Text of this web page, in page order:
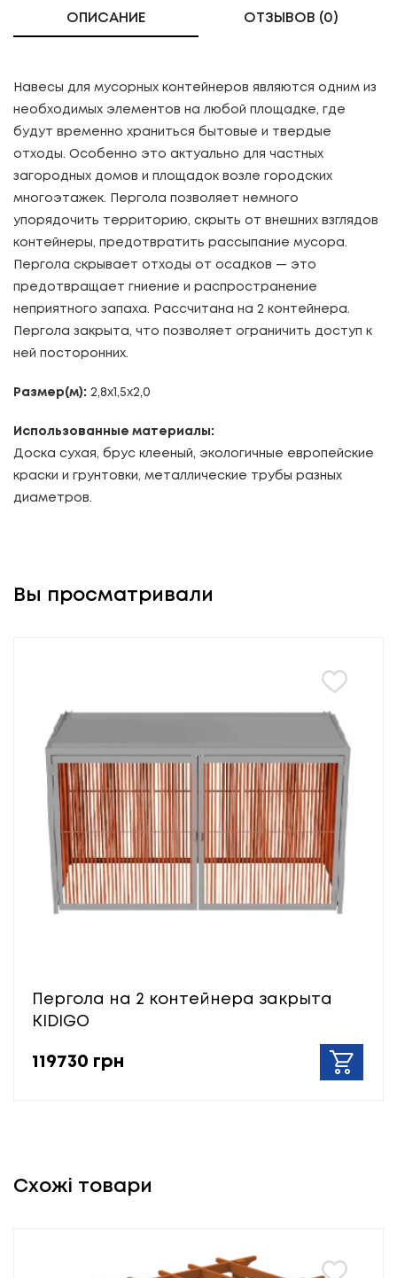
ОПИСАНИЕ ОТЗЫВОВ (0)
Навесы для мусорных контейнеров являются одним из
необходимых элементов на любой площадке, где
будут временно храниться бытовые и твердые
отходы. Особенно это актуально для частных
загородных домов и площадок возле городских
многоэтажек. Пергола позволяет немного
упорядочить территорию, скрыть от внешних взглядов
контейнеры, предотвратить рассыпание мусора.
Пергола скрывает отходы от осадков — это
предотвращает гниение и распространение
неприятного запаха. Рассчитана на 2 контейнера.
Пергола закрыта, что позволяет ограничить доступ к
ней посторонних.
Размер(м): 2,8х1,5х2,0
Использованные материалы:
Доска сухая, брус клееный, экологичные европейские
краски и грунтовки, металлические трубы разных
диаметров.
Вы просматривали
Пергола на 2 контейнера закрыта
KIDIGO
119730 грн
Схожі товари